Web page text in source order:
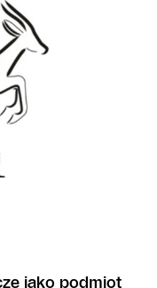
jako podmiot